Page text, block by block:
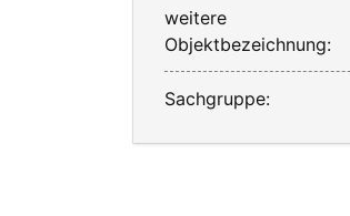
weitere
Objektbezeichnung:
Sachgruppe: